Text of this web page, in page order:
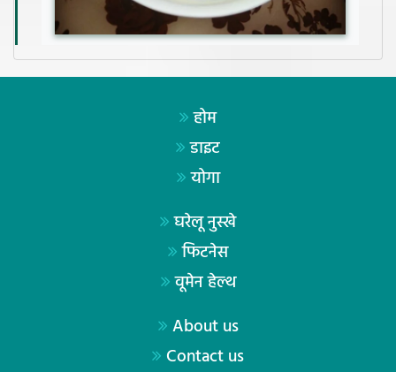
होम
डाइट
योगा
घरेलू नुस्खे
फिटनेस
वूमेन हेल्थ
About us
Contact us